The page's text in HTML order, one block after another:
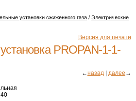
установки сжиженного газа / Электрические
Версия для печати
PROPAN-1-1-
←назад | далее →